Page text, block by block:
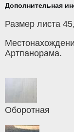
Дополнительная
Размер листа
Артпанорама.
Оборотная